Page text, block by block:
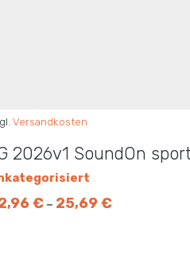
Versandkosten
2026v1 SoundOn
€ – 25,69€